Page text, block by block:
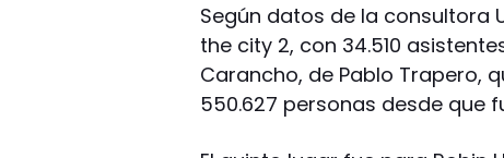
Según datos de la consultora
the city 2, con 34.510
Carancho, de Pablo Trapero,
550.627 personas desde que